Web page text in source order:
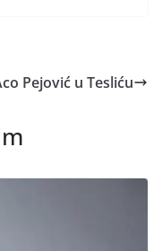
Pejović u Tesliću